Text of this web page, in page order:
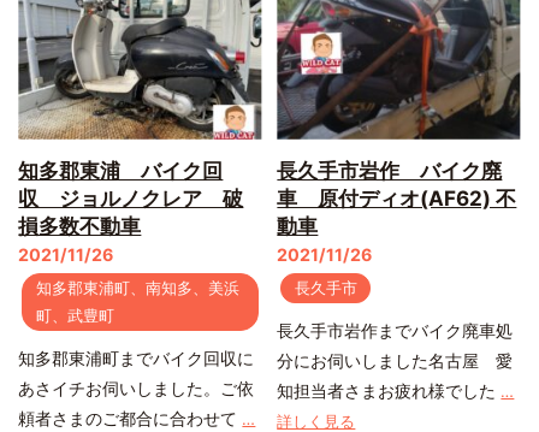
知多郡東浦 バイク回
収 ジョルノクレア 破
損多数不動車
2021/11/26
知多郡東浦町、南知多、美浜
町、武豊町
知多郡東浦町までバイク回収に
あさイチお伺いしました。ご依
頼者さまのご都合に合わせて …
長久手市岩作 バイク廃
車 原付ディオ(AF62) 不
動車
2021/11/26
長久手市
長久手市岩作までバイク廃車処
分にお伺いしました名古屋 愛
知担当者さまお疲れ様でした …
詳しく見る